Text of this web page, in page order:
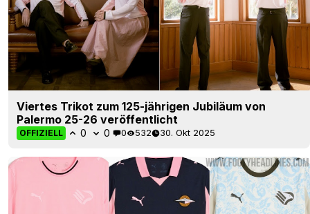
Viertes Trikot zum 125-jährigen Jubiläum von
Palermo 25-26 veröffentlicht
OFFIZIELL 0 0 0 532 30. Okt 2025